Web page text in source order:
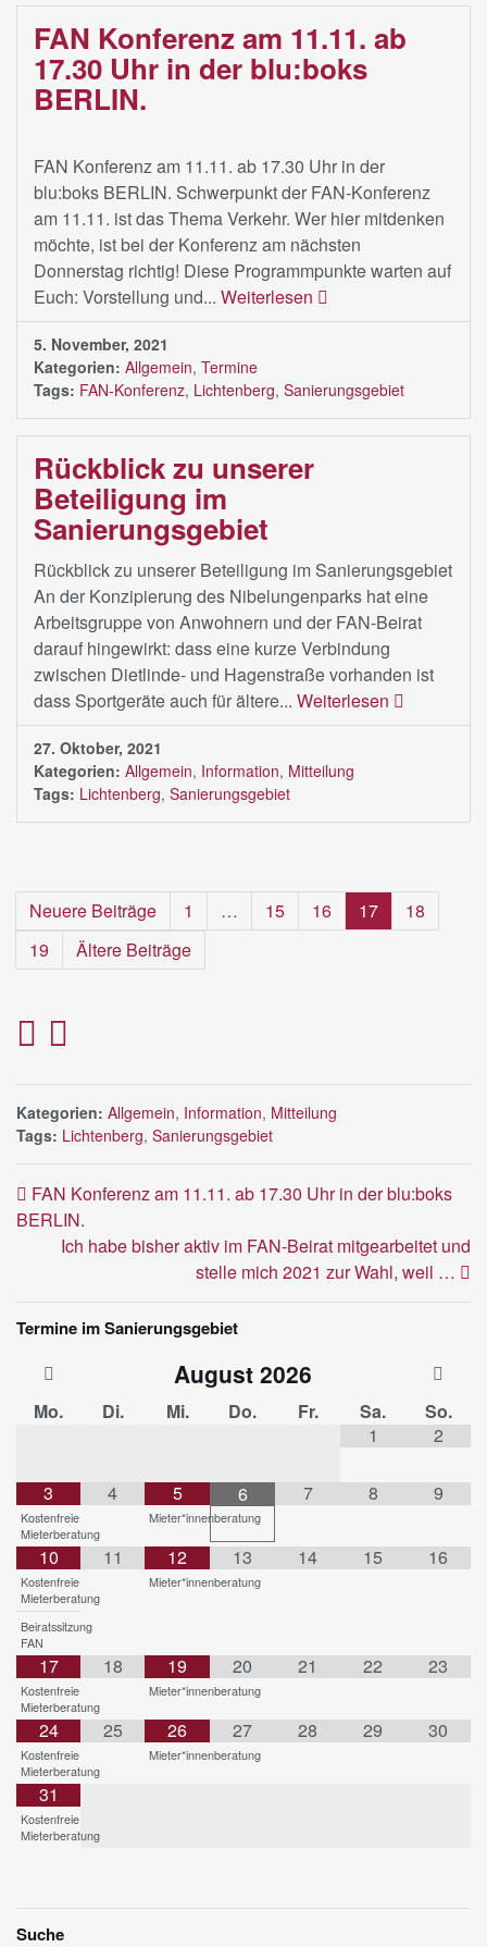
FAN Konferenz am 11.11. ab
17.30 Uhr in der blu:boks
BERLIN.
FAN Konferenz am 11.11. ab 17.30 Uhr in der
blu:boks BERLIN. Schwerpunkt der FAN-Konferenz
am 11.11. ist das Thema Verkehr. Wer hier mitdenken
möchte, ist bei der Konferenz am nächsten
Donnerstag richtig! Diese Programmpunkte warten auf
Euch: Vorstellung und... Weiterlesen
5. November, 2021
Kategorien: Allgemein, Termine
Tags: FAN-Konferenz, Lichtenberg, Sanierungsgebiet
Rückblick zu unserer
Beteiligung im
Sanierungsgebiet
Rückblick zu unserer Beteiligung im Sanierungsgebiet
An der Konzipierung des Nibelungenparks hat eine
Arbeitsgruppe von Anwohnern und der FAN-Beirat
darauf hingewirkt: dass eine kurze Verbindung
zwischen Dietlinde- und Hagenstraße vorhanden ist
dass Sportgeräte auch für ältere... Weiterlesen
27. Oktober, 2021
Kategorien: Allgemein, Information, Mitteilung
Tags: Lichtenberg, Sanierungsgebiet
Neuere Beiträge 1 … 15 16 17
18
19
Ältere Beiträge
Kategorien: Allgemein, Information, Mitteilung
Tags: Lichtenberg, Sanierungsgebiet
FAN Konferenz am 11.11. ab 17.30 Uhr in der blu:boks
BERLIN.
Ich habe bisher aktiv im FAN-Beirat mitgearbeitet und
stelle mich 2021 zur Wahl, weil …
Termine im Sanierungsgebiet
August 2026
Mo. Di. Mi. Do. Fr. Sa.
So.
1
2
3
Kostenfreie
Mieterberatung
4 5
Mieter*innenberatung
6 7 8 9
10
Kostenfreie
Mieterberatung
Beiratssitzung
FAN
11 12
Mieter*innenberatung
13 14 15 16
17
Kostenfreie
Mieterberatung
18 19
Mieter*innenberatung
20 21 22 23
24
Kostenfreie
Mieterberatung
25 26
Mieter*innenberatung
27 28 29 30
31
Kostenfreie
Mieterberatung
Suche